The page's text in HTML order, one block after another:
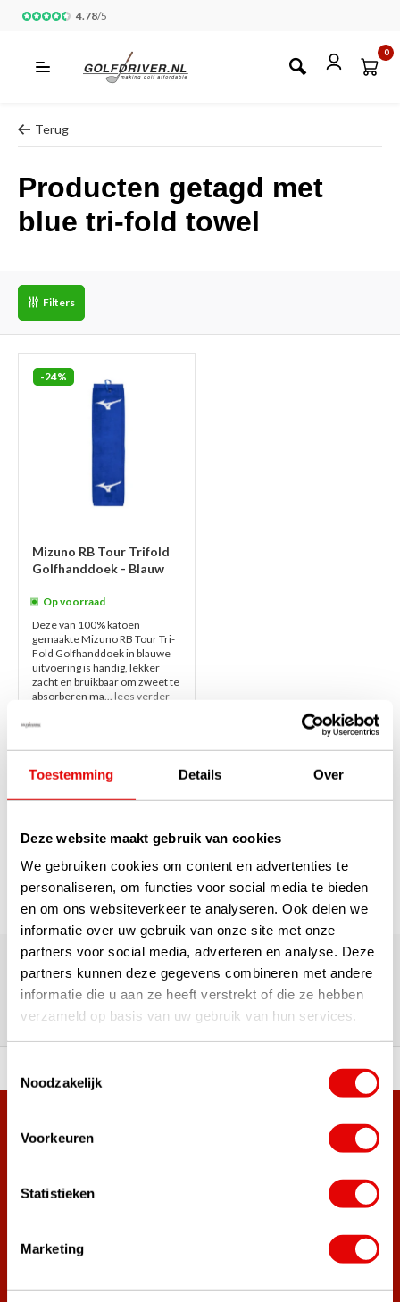
Toestemming Details Over
Deze website maakt gebruik van cookies
We gebruiken cookies om content en advertenties te
personaliseren, om functies voor social media te bieden
en om ons websiteverkeer te analyseren. Ook delen we
informatie over uw gebruik van onze site met onze
partners voor social media, adverteren en analyse. Deze
partners kunnen deze gegevens combineren met andere
informatie die u aan ze heeft verstrekt of die ze hebben
verzameld op basis van uw gebruik van hun services.
Noodzakelijk
Voorkeuren
Statistieken
Marketing
4.78/5
0
Terug
Producten getagd met
blue tri-fold towel
Filters
-24%
Mizuno RB Tour Trifold
Golfhanddoek - Blauw
Op voorraad
Deze van 100% katoen
gemaakte Mizuno RB Tour Tri-
Fold Golfhanddoek in blauwe
uitvoering is handig, lekker
zacht en bruikbaar om zweet te
absorberen ma... lees verder
€21,95
Pagina 1 van 1
180.000+ Klanten | 5.000+ Reviews | Trusted Shops, TrustPilot,
Google
Reviews: Onze klanten aan het
woord
Vóór 15:00 besteld,
Meer dan 38.000 klanten hebben zich al
Word ook lid van de nieuwsbrief en mis nooit meer de beste
golf aanbiedingen!